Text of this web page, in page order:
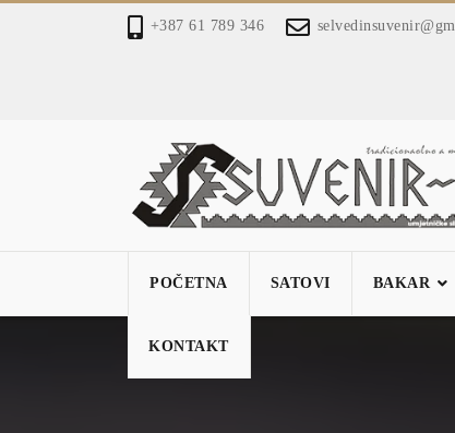
+387 61 789 346
POČETNA SATOVI BAKAR
KONTAKT